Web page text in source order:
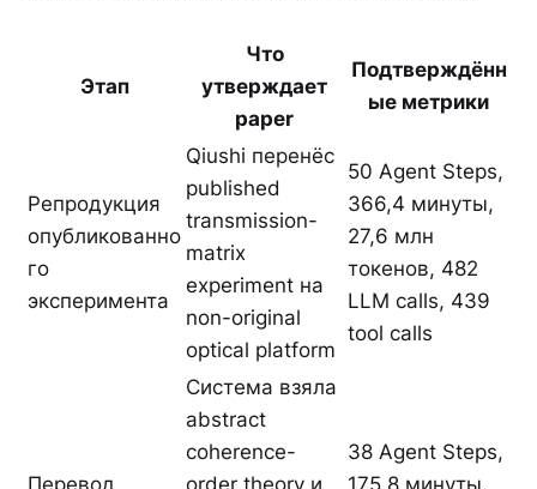
Этап
Что
утверждает
paper
Подтверждённ
ые метрики
Репродукция
опубликованно
го
эксперимента
Qiushi перенёс
published
transmission-
matrix
experiment на
non-original
optical platform
50 Agent Steps,
366,4 минуты,
27,6 млн
токенов, 482
LLM calls, 439
tool calls
Перевод
Система взяла
abstract
coherence-
order theory и
38 Agent Steps,
175,8 минуты,